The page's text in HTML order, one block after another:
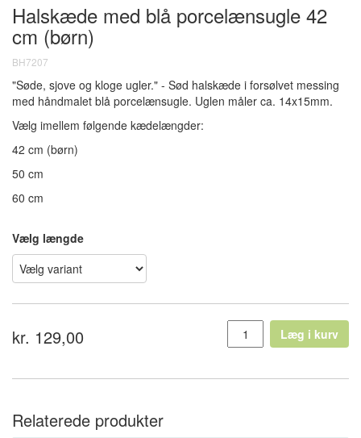
Halskæde med blå porcelænsugle 42
cm (børn)
BH7207
"Søde, sjove og kloge ugler." - Sød halskæde i forsølvet messing
med håndmalet blå porcelænsugle. Uglen måler ca. 14x15mm.
Vælg imellem følgende kædelængder:
42 cm (børn)
50 cm
60 cm
Vælg længde
kr. 129,00 Læg i kurv
Relaterede produkter